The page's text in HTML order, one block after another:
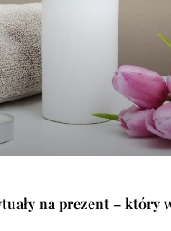
na prezent – który